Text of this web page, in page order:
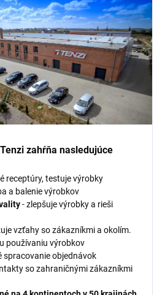
zahŕňa nasledujúce
receptúry, testuje výrobky
a balenie výrobkov
- zlepšuje výrobky a rieši
vzťahy so zákazníkmi a okolím.
používaniu výrobkov
spracovanie objednávok
so zahraničnými zákazníkmi